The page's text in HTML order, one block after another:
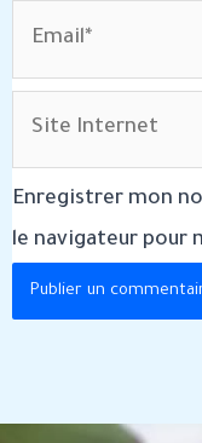
Enregistrer mon
le navigateur pour